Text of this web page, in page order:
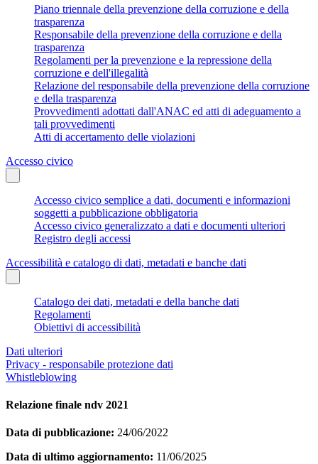
Piano triennale della prevenzione della corruzione e della
trasparenza
Responsabile della prevenzione della corruzione e della
trasparenza
Regolamenti per la prevenzione e la repressione della
corruzione e dell'illegalità
Relazione del responsabile della prevenzione della corruzione
e della trasparenza
Provvedimenti adottati dall'ANAC ed atti di adeguamento a
tali provvedimenti
Atti di accertamento delle violazioni
Accesso civico
Accesso civico semplice a dati, documenti e informazioni
soggetti a pubblicazione obbligatoria
Accesso civico generalizzato a dati e documenti ulteriori
Registro degli accessi
Accessibilità e catalogo di dati, metadati e banche dati
Catalogo dei dati, metadati e della banche dati
Regolamenti
Obiettivi di accessibilità
Dati ulteriori
Privacy - responsabile protezione dati
Whistleblowing
Relazione finale ndv 2021
Data di pubblicazione: 24/06/2022
Data di ultimo aggiornamento: 11/06/2025